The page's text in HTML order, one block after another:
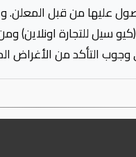
عليها من قبل المعلن.
سيل للتجارة
التأكد من الأغراض